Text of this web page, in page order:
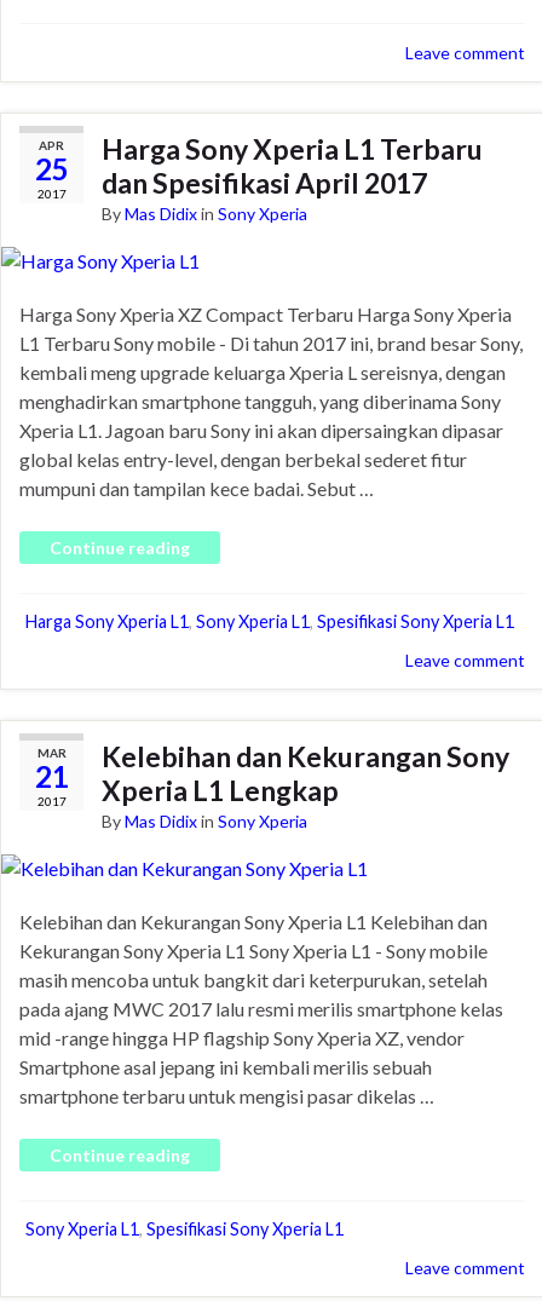
Leave comment
APR
25
2017
Harga Sony Xperia L1 Terbaru
dan Spesifikasi April 2017
ByMas Didixin Sony Xperia
Harga Sony Xperia XZ Compact Terbaru Harga Sony Xperia
L1 Terbaru Sony mobile - Di tahun 2017 ini, brand besar Sony,
kembali meng upgrade keluarga Xperia L sereisnya, dengan
menghadirkan smartphone tangguh, yang diberinama Sony
Xperia L1. Jagoan baru Sony ini akan dipersaingkan dipasar
global kelas entry-level, dengan berbekal sederet fitur
mumpuni dan tampilan kece badai. Sebut …
Continue reading
Harga Sony Xperia L1, Sony Xperia L1, Spesifikasi Sony Xperia L1
Leave comment
MAR
21
2017
Kelebihan dan Kekurangan Sony
Xperia L1 Lengkap
ByMas Didixin Sony Xperia
Kelebihan dan Kekurangan Sony Xperia L1 Kelebihan dan
Kekurangan Sony Xperia L1 Sony Xperia L1 - Sony mobile
masih mencoba untuk bangkit dari keterpurukan, setelah
pada ajang MWC 2017 lalu resmi merilis smartphone kelas
mid -range hingga HP flagship Sony Xperia XZ, vendor
Smartphone asal jepang ini kembali merilis sebuah
smartphone terbaru untuk mengisi pasar dikelas …
Continue reading
Sony Xperia L1, Spesifikasi Sony Xperia L1
Leave comment